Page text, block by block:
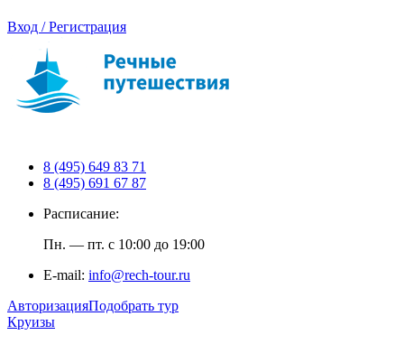
Вход / Регистрация
8 (495) 649 83 71
8 (495) 691 67 87
Расписание:
Пн. — пт. с 10:00 до 19:00
E-mail: info@rech-tour.ru
АвторизацияПодобрать тур
Круизы